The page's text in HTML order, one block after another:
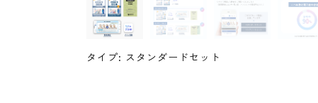
タイプ: スタンダードセット